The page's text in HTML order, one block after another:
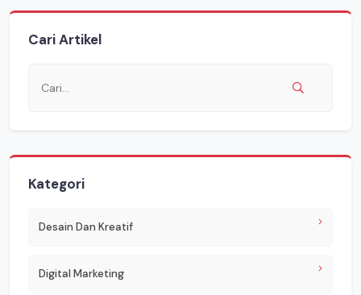
Cari Artikel
Kategori
Desain Dan Kreatif
Digital Marketing